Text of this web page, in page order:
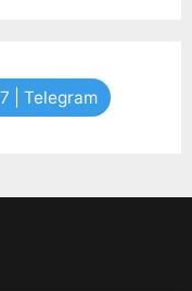
| Telegram